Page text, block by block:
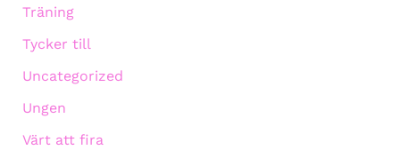
Träning
Tycker till
Uncategorized
Ungen
Värt att fira